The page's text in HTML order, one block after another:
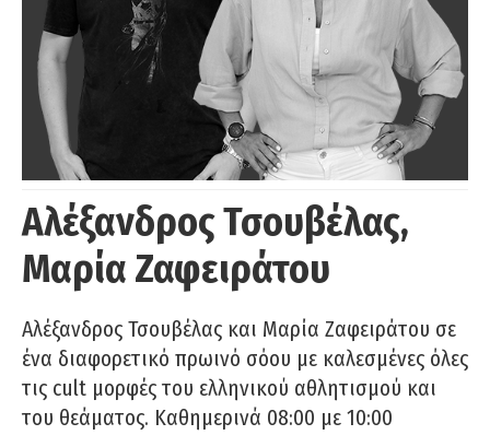
Αλέξανδρος Τσουβέλας,
Μαρία Ζαφειράτου
Αλέξανδρος Τσουβέλας και Μαρία Ζαφειράτου σε
ένα διαφορετικό πρωινό σόου με καλεσμένες όλες
τις cult μορφές του ελληνικού αθλητισμού και
του θεάματος. Καθημερινά 08:00 με 10:00